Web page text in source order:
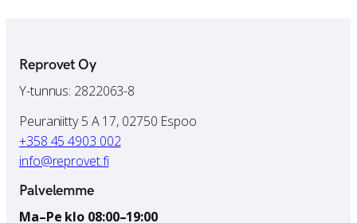
Reprovet Oy
Y-tunnus: 2822063-8
Peuraniitty 5 A 17, 02750 Espoo
+358 45 4903 002
info@reprovet.fi
Palvelemme
Ma–Pe klo 08:00–19:00